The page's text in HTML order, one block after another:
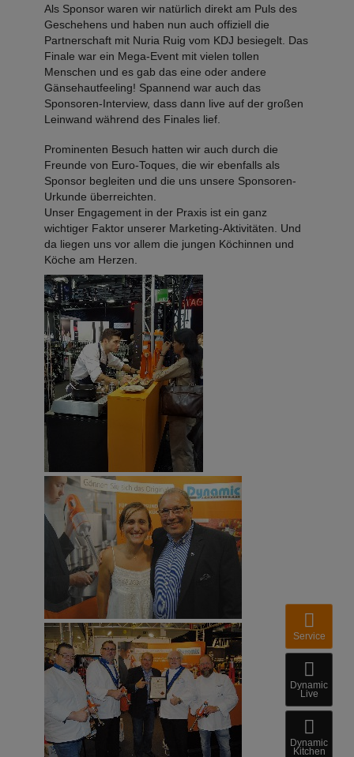
Service
Dynamic
Live
Dynamic
Kitchen
Als Sponsor waren wir natürlich direkt am Puls des
Geschehens und haben nun auch offiziell die
Partnerschaft mit Nuria Ruig vom KDJ besiegelt. Das
Finale war ein Mega-Event mit vielen tollen
Menschen und es gab das eine oder andere
Gänsehautfeeling! Spannend war auch das
Sponsoren-Interview, dass dann live auf der großen
Leinwand während des Finales lief.
Prominenten Besuch hatten wir auch durch die
Freunde von Euro-Toques, die wir ebenfalls als
Sponsor begleiten und die uns unsere Sponsoren-
Urkunde überreichten.
Unser Engagement in der Praxis ist ein ganz
wichtiger Faktor unserer Marketing-Aktivitäten. Und
da liegen uns vor allem die jungen Köchinnen und
Köche am Herzen.